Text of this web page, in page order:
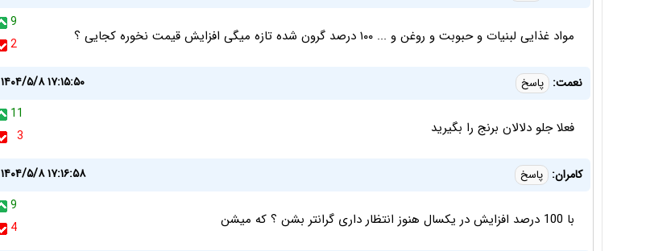
9
2
مواد غذایی لبنیات و حبوبت و روغن و ... ۱۰۰ درصد گرون شده تازه میگی افزایش قیمت نخوره کجایی ؟
نعمت: پاسخ
۱۴۰۴/۵/۸ ۱۷:۱۵:۵۰
11
3
فعلا جلو دلالان برنج را بگیرید
کامران: پاسخ
۱۴۰۴/۵/۸ ۱۷:۱۶:۵۸
9
4
با 100 درصد افزایش در یکسال هنوز انتظار داری گرانتر بشن ؟ که میشن